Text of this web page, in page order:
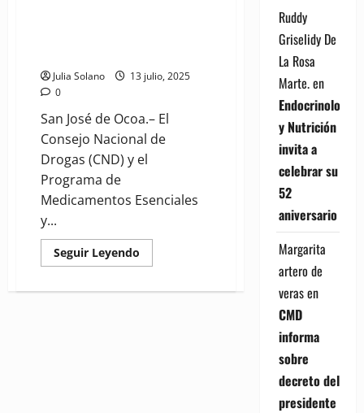
Julia Solano
13 julio, 2025
0
San José de Ocoa.– El
Consejo Nacional de
Drogas (CND) y el
Programa de
Medicamentos Esenciales
y...
Seguir Leyendo
more
Consejo
Ruddy
Griselidy De
La Rosa
Marte.en
Endocrinología
y Nutrición
invita a
celebrar su
52
aniversario
Margarita
artero de
verasen
CMD
informa
sobre
decreto del
presidente